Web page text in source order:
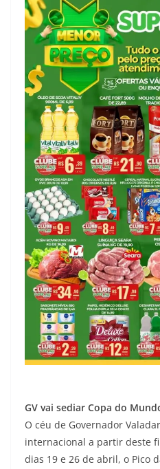
GV vai sediar Copa do
O céu de Governador
internacional a partir deste
dias 19 e 26 de abril, o Pico